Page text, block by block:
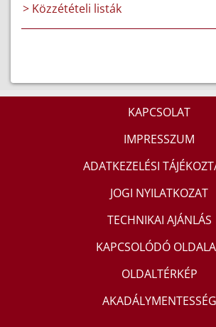
> Közzétételi listák
KAPCSOLAT
IMPRESSZUM
ADATKEZELÉSI
JOGI NYILATKOZAT
TECHNIKAI AJÁNLÁS
KAPCSOLÓDÓ
OLDALTÉRKÉP
AKADÁLYMENTESSÉG